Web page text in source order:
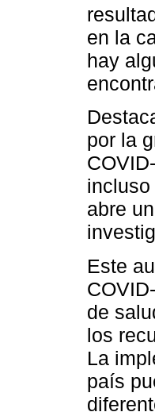
en la
hay
por la
abre
Este
de
los
La
país